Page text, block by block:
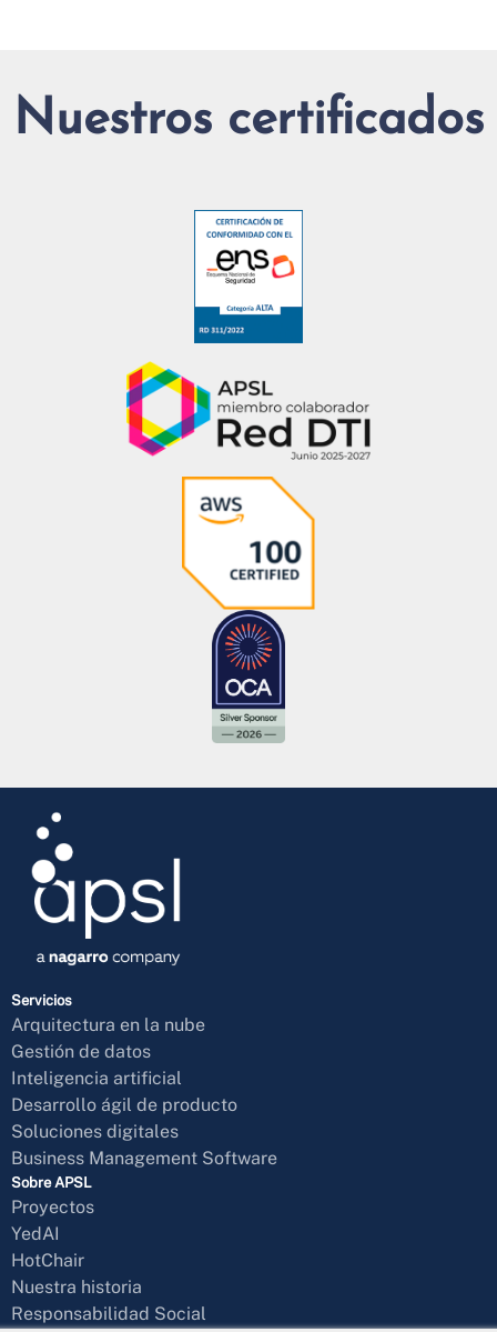
Nuestros certificados
Servicios
Arquitectura en la nube
Gestión de datos
Inteligencia artificial
Desarrollo ágil de producto
Soluciones digitales
Business Management Software
Sobre APSL
Proyectos
YedAI
HotChair
Nuestra historia
Responsabilidad Social